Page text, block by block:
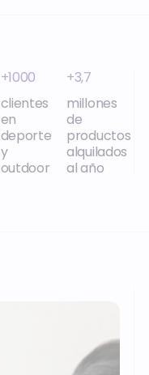
+1000
clientes
en
deporte
y
outdoor
+3,7
millones
de
productos
alquilados
al año